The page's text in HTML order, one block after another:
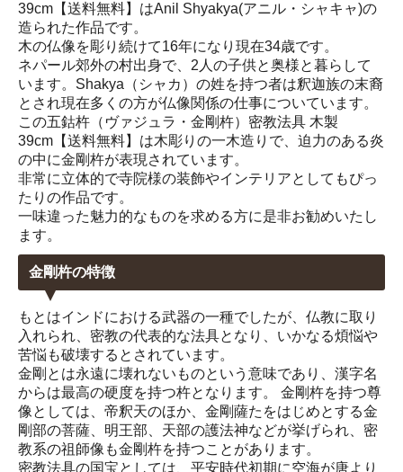
39cm【送料無料】はAnil Shyakya(アニル・シャキャ)の
造られた作品です。
木の仏像を彫り続けて16年になり現在34歳です。
ネパール郊外の村出身で、2人の子供と奥様と暮らして
います。Shakya（シャカ）の姓を持つ者は釈迦族の末裔
とされ現在多くの方が仏像関係の仕事についています。
この五鈷杵（ヴァジュラ・金剛杵）密教法具 木製
39cm【送料無料】は木彫りの一木造りで、迫力のある炎
の中に金剛杵が表現されています。
非常に立体的で寺院様の装飾やインテリアとしてもぴっ
たりの作品です。
一味違った魅力的なものを求める方に是非お勧めいたし
ます。
金剛杵の特徴
もとはインドにおける武器の一種でしたが、仏教に取り
入れられ、密教の代表的な法具となり、いかなる煩悩や
苦悩も破壊するとされています。
金剛とは永遠に壊れないものという意味であり、漢字名
からは最高の硬度を持つ杵となります。 金剛杵を持つ尊
像としては、帝釈天のほか、金剛薩たをはじめとする金
剛部の菩薩、明王部、天部の護法神などが挙げられ、密
教系の祖師像も金剛杵を持つことがあります。
密教法具の国宝としては、平安時代初期に空海が唐より